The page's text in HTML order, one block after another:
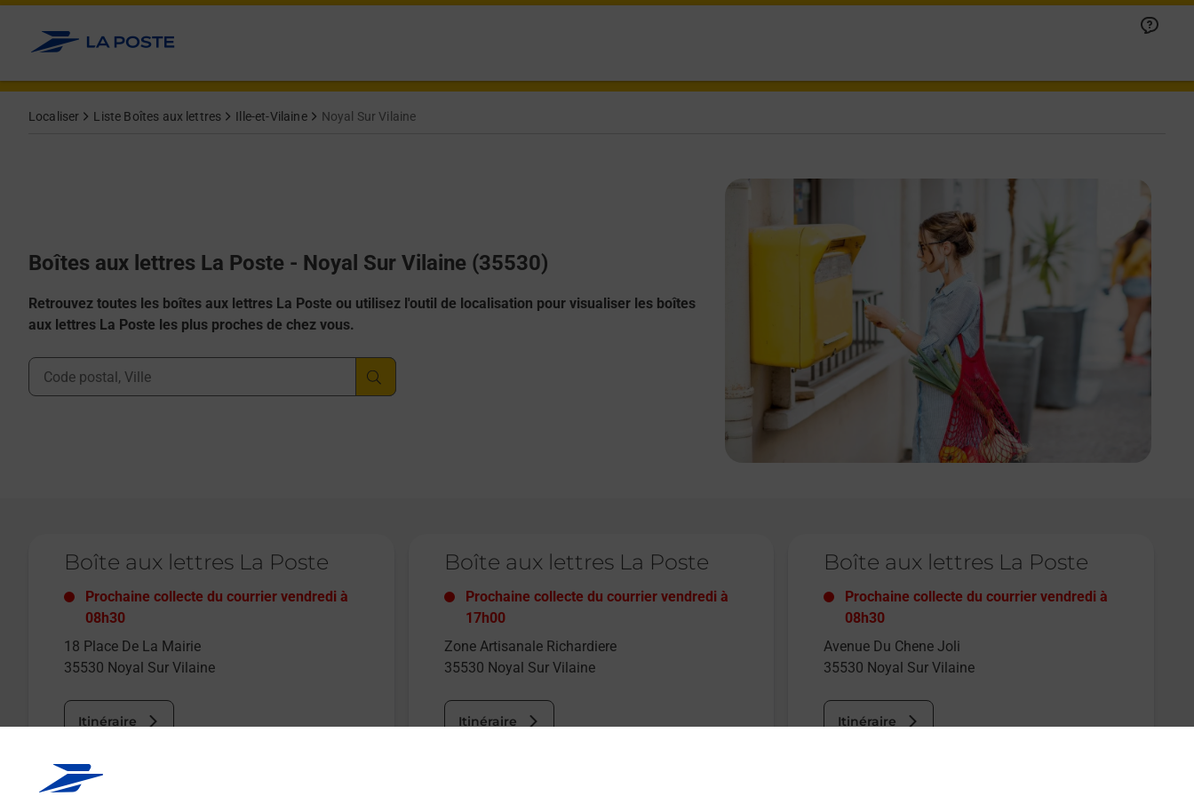
Allez au contenu
Localiser Liste Boîtes aux lettres Ille-et-Vilaine Noyal Sur Vilaine
Boîtes aux lettres La Poste - Noyal Sur Vilaine (35530)
Retrouvez toutes les boîtes aux lettres La Poste ou utilisez l'outil de localisation pour visualiser les boîtes
aux lettres La Poste les plus proches de chez vous.
Ville, Département, Code Postal
Boîte aux lettres La Poste
Prochaine collecte du courrier vendredi à
08h30
18 Place De La Mairie
35530 Noyal Sur Vilaine
Itinéraire
Boîte aux lettres La Poste
Prochaine collecte du courrier vendredi à
17h00
Zone Artisanale Richardiere
35530 Noyal Sur Vilaine
Itinéraire
Boîte aux lettres La Poste
Prochaine collecte du courriervendredi à
08h30
Avenue Du Chene Joli
35530 Noyal Sur Vilaine
Itinéraire